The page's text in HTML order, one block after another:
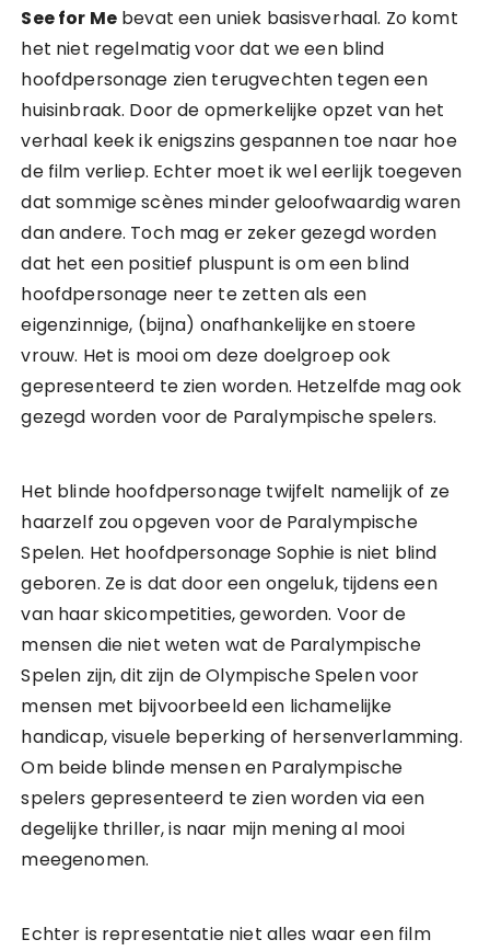
See for Mebevat een uniek basisverhaal. Zo komt
het niet regelmatig voor dat we een blind
hoofdpersonage zien terugvechten tegen een
huisinbraak. Door de opmerkelijke opzet van het
verhaal keek ik enigszins gespannen toe naar hoe
de film verliep. Echter moet ik wel eerlijk toegeven
dat sommige scènes minder geloofwaardig waren
dan andere. Toch mag er zeker gezegd worden
dat het een positief pluspunt is om een blind
hoofdpersonage neer te zetten als een
eigenzinnige, (bijna) onafhankelijke en stoere
vrouw. Het is mooi om deze doelgroep ook
gepresenteerd te zien worden. Hetzelfde mag ook
gezegd worden voor de Paralympische spelers.
Het blinde hoofdpersonage twijfelt namelijk of ze
haarzelf zou opgeven voor de Paralympische
Spelen. Het hoofdpersonage Sophie is niet blind
geboren. Ze is dat door een ongeluk, tijdens een
van haar skicompetities, geworden. Voor de
mensen die niet weten wat de Paralympische
Spelen zijn, dit zijn de Olympische Spelen voor
mensen met bijvoorbeeld een lichamelijke
handicap, visuele beperking of hersenverlamming.
Om beide blinde mensen en Paralympische
spelers gepresenteerd te zien worden via een
degelijke thriller, is naar mijn mening al mooi
meegenomen.
Echter is representatie niet alles waar een film